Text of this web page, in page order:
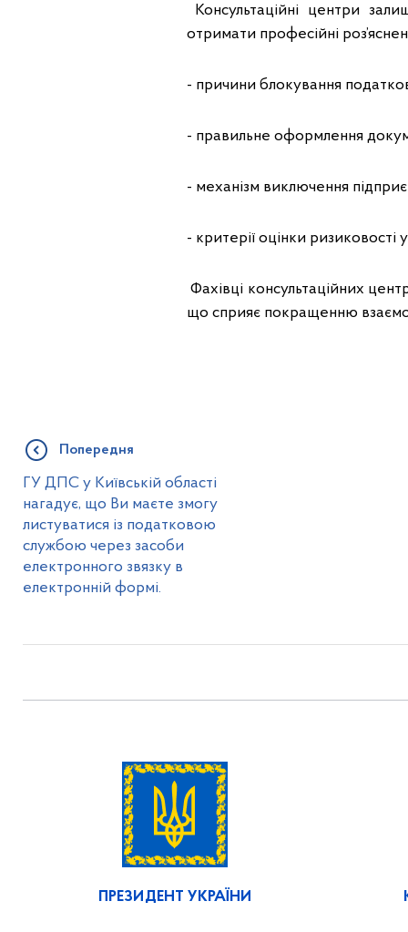
Консультаційні центри
отримати професійні
- причини блокування
- правильне оформлення
- механізм виключення
- критерії оцінки ризиковості
Фахівці консультаційних
що сприяє покращенню
Попередня
ГУ ДПС у Київській області
нагадує, що Ви маєте змогу
листуватися із податковою
службою через засоби
електронного звязку в
електронній формі.
ПРЕЗИДЕНТ УКРАЇНИ